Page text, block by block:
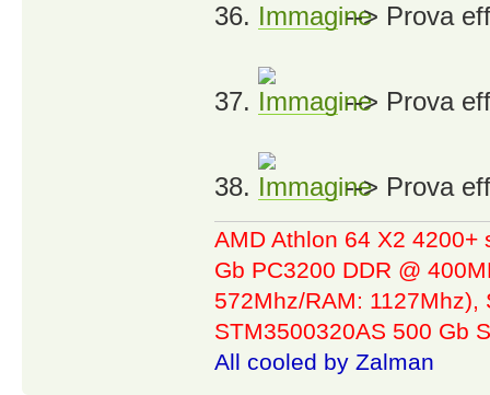
36. --> Prova
37. --> Prova
38. --> Prova
AMD Athlon 64 X2 4200+
Gb PC3200 DDR @
572Mhz/RAM: 1127Mhz),
STM3500320AS 500 Gb
All cooled by Zalman